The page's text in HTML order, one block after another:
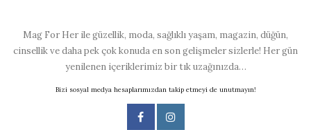
Mag For Her ile güzellik, moda, sağlıklı yaşam, magazin, düğün,
cinsellik ve daha pek çok konuda en son gelişmeler sizlerle! Her gün
yenilenen içeriklerimiz bir tık uzağınızda…
Bizi sosyal medya hesaplarımızdan takip etmeyi de unutmayın!